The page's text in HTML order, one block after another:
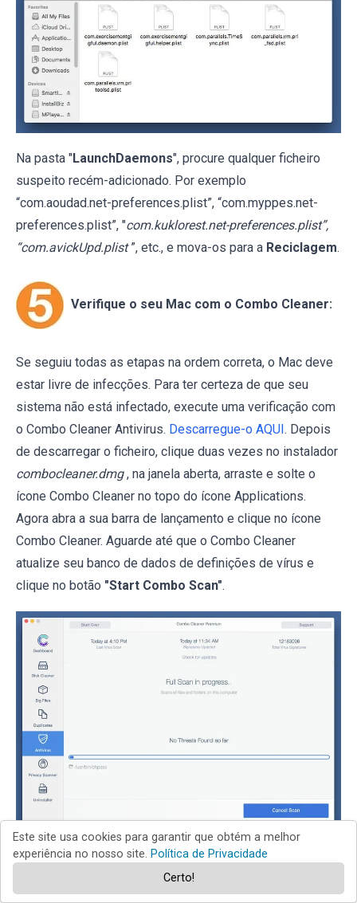
Na pasta "LaunchDaemons", procure qualquer ficheiro
suspeito recém-adicionado. Por exemplo
“com.aoudad.net-preferences.plist”, “com.myppes.net-
preferences.plist”, "com.kuklorest.net-preferences.plist”,
“com.avickUpd.plist ”, etc., e mova-os para a Reciclagem.
Verifique o seu Mac com o Combo Cleaner:
Se seguiu todas as etapas na ordem correta, o Mac deve
estar livre de infecções. Para ter certeza de que seu
sistema não está infectado, execute uma verificação com
o Combo Cleaner Antivirus. Descarregue-o AQUI. Depois
de descarregar o ficheiro, clique duas vezes no instalador
combocleaner.dmg , na janela aberta, arraste e solte o
ícone Combo Cleaner no topo do ícone Applications.
Agora abra a sua barra de lançamento e clique no ícone
Combo Cleaner. Aguarde até que o Combo Cleaner
atualize seu banco de dados de definições de vírus e
clique no botão "Start Combo Scan".
O Combo Cleaner irá analisar o seu Mac em pesquisa de
infecções por malware. Se a verificação antivírus exibir
"nenhuma ameaça encontrada", isso significa que pode
Este site usa cookies para garantir que obtém a melhor
experiência no nosso site. Política de Privacidade
Certo!